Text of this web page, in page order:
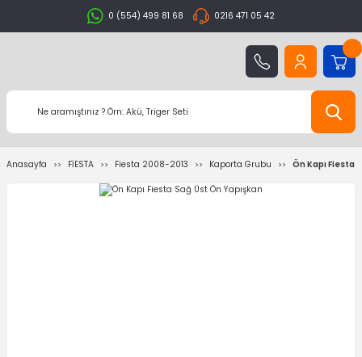
0 (554) 499 81 68 0216 471 05 42
Anasayfa FİESTA Fiesta 2008-2013 Kaporta Grubu Ön Kapı Fiesta